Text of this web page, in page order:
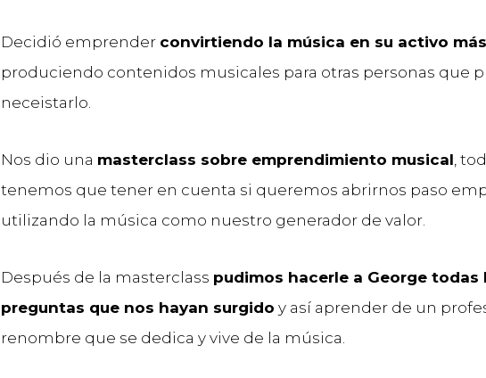
Decidió emprender convirtiendo la música en su activo
produciendo contenidos musicales para otras personas que
neceistarlo.
Nos dio una masterclass sobre emprendimiento musical,
tenemos que tener en cuenta si queremos abrirnos paso
utilizando la música como nuestro generador de valor.
Después de la masterclass pudimos hacerle a George todas
preguntas que nos hayan surgido y así aprender de un
renombre que se dedica y vive de la música.